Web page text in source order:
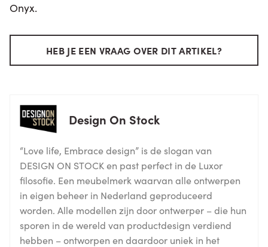
Onyx.
HEB JE EEN VRAAG OVER DIT ARTIKEL?
Design On Stock
“Love life, Embrace design” is de slogan van
DESIGN ON STOCK en past perfect in de Luxor
filosofie. Een meubelmerk waarvan alle ontwerpen
in eigen beheer in Nederland geproduceerd
worden. Alle modellen zijn door ontwerper – die hun
sporen in de wereld van productdesign verdiend
hebben – ontworpen en daardoor uniek in het